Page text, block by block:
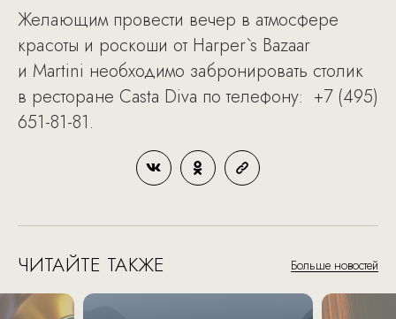
Желающим провести вечер в атмосфере
красоты и роскоши от Harper`s Bazaar
и Martini необходимо забронировать столик
в ресторане Casta Diva по телефону: +7 (495)
651-81-81.
ЧИТАЙТЕ ТАКЖЕ Больше новостей